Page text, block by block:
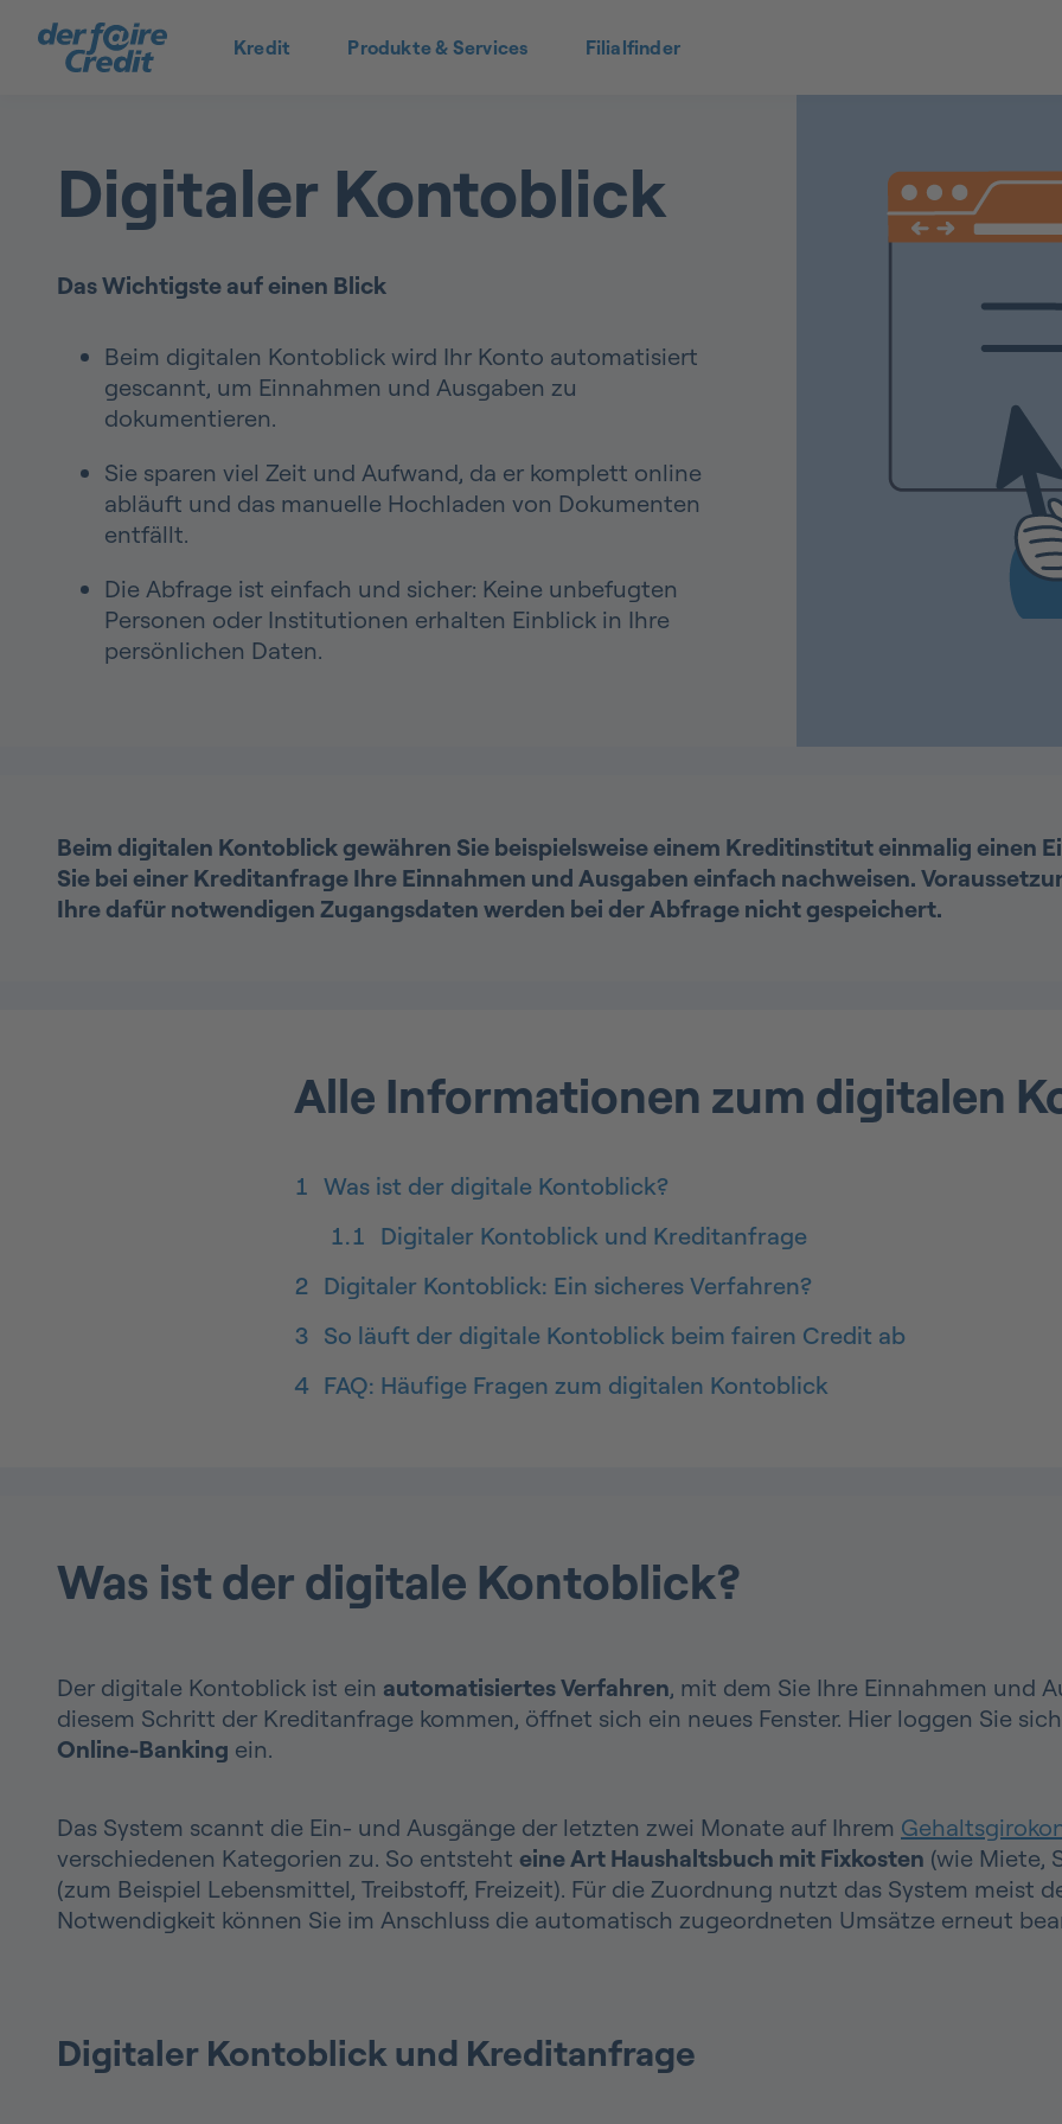
Kredit Produkte & Services Filialfinder
Digitaler Kontoblick
Das Wichtigste auf einen Blick
Beim digitalen Kontoblick wird Ihr Konto automatisiert
gescannt, um Einnahmen und Ausgaben zu
dokumentieren.
Sie sparen viel Zeit und Aufwand, da er komplett online
abläuft und das manuelle Hochladen von Dokumenten
entfällt.
Die Abfrage ist einfach und sicher: Keine unbefugten
Personen oder Institutionen erhalten Einblick in Ihre
persönlichen Daten.
Beim digitalen Kontoblick gewähren Sie beispielsweise einem Kreditinstitut einmalig einen
Sie bei einer Kreditanfrage Ihre Einnahmen und Ausgaben einfach nachweisen.
Ihre dafür notwendigen Zugangsdaten werden bei der Abfrage nicht gespeichert.
Alle Informationen zum digitalen
1 Was ist der digitale Kontoblick?
1.1 Digitaler Kontoblick und Kreditanfrage
2 Digitaler Kontoblick: Ein sicheres Verfahren?
3 So läuft der digitale Kontoblick beim fairen Credit ab
4 FAQ: Häufige Fragen zum digitalen Kontoblick
Was ist der digitale Kontoblick?
Der digitale Kontoblick ist ein automatisiertes Verfahren, mit dem Sie Ihre Einnahmen und
diesem Schritt der Kreditanfrage kommen, öffnet sich ein neues Fenster. Hier loggen Sie
Online-Banking ein.
Das System scannt die Ein- und Ausgänge der letzten zwei Monate auf Ihrem
verschiedenen Kategorien zu. So entsteht eine Art Haushaltsbuch mit Fixkosten (wie Miete,
(zum Beispiel Lebensmittel, Treibstoff, Freizeit). Für die Zuordnung nutzt das System meist
Notwendigkeit können Sie im Anschluss die automatisch zugeordneten Umsätze erneut
Digitaler Kontoblick und Kreditanfrage